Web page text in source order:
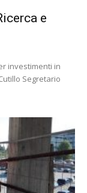
e
investimenti in
Segretario